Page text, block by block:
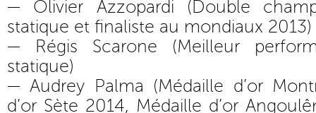
— Olivier Azzopardi (Double
statique et finaliste au mondiaux 2013)
— Régis Scarone (Meilleur
statique)
— Audrey Palma (Médaille d’or
d’or Sète 2014, Médaille d’or